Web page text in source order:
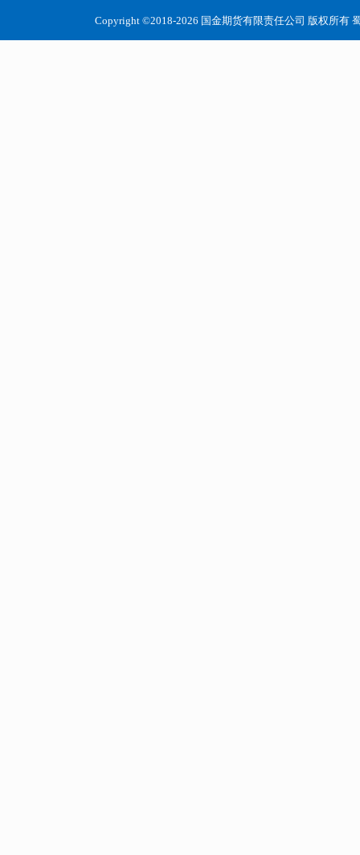
Copyright ©2018-2026 国金期货有限责任公司 版权所有